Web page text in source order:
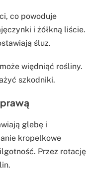
co powoduje
i żółkną liście.
śluz.
więdniąć rośliny.
szkodniki.
glebę i
kropelkowe
Przez rotację